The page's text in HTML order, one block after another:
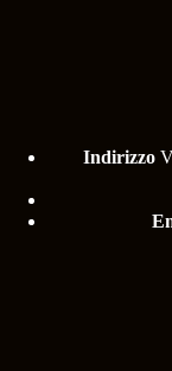
Indirizzo